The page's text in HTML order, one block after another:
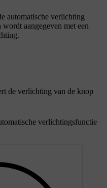
automatische verlichting
aangegeven met een
de verlichting van de knop
verlichtingsfunctie